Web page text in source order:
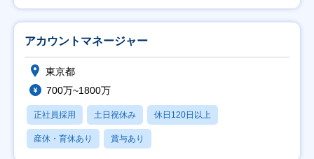
アカウントマネージャー
東京都
700万~1800万
正社員採用 土日祝休み 休日120日以上
産休・育休あり 賞与あり